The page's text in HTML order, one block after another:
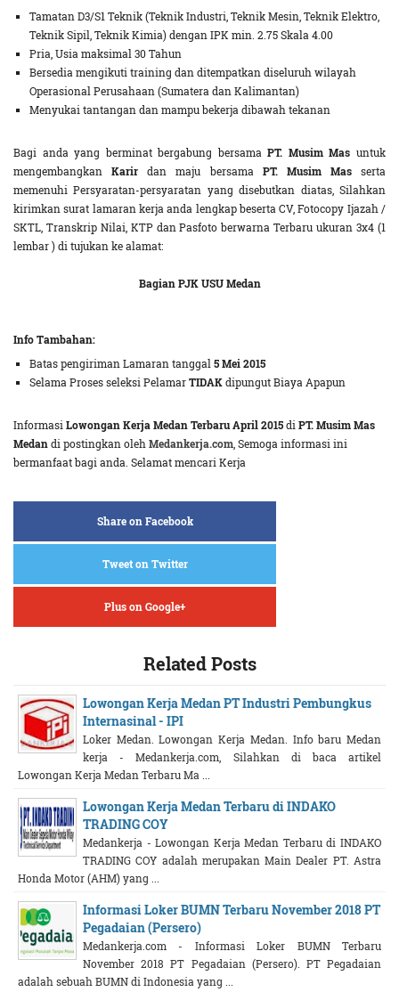
Tamatan D3/S1 Teknik (Teknik Industri, Teknik Mesin, Teknik Elektro,
Teknik Sipil, Teknik Kimia) dengan IPK min. 2.75 Skala 4.00
Pria, Usia maksimal 30 Tahun
Bersedia mengikuti training dan ditempatkan diseluruh wilayah
Operasional Perusahaan (Sumatera dan Kalimantan)
Menyukai tantangan dan mampu bekerja dibawah tekanan
Bagi anda yang berminat bergabung bersamaPT. Musim Mas untuk
mengembangkanKarir dan maju bersama PT. Musim Masserta
memenuhi Persyaratan-persyaratan yang disebutkan diatas, Silahkan
kirimkan surat lamaran kerja anda lengkap beserta CV, Fotocopy Ijazah /
SKTL, Transkrip Nilai, KTP dan Pasfoto berwarna Terbaru ukuran 3x4 (1
lembar ) di tujukan ke alamat:
Bagian PJK USU Medan
Info Tambahan:
Batas pengiriman Lamaran tanggal 5 Mei 2015
Selama Proses seleksi PelamarTIDAKdipungut Biaya Apapun
Informasi Lowongan Kerja Medan Terbaru April 2015di PT. Musim Mas
Medan di postingkan oleh Medankerja.com , Semoga informasi ini
bermanfaat bagi anda. Selamat mencari Kerja
Share on Facebook
Tweet on Twitter
Plus on Google+
Related Posts
Lowongan Kerja Medan PT Industri Pembungkus
Internasinal - IPI
Loker Medan. Lowongan Kerja Medan. Info baru Medan
kerja - Medankerja.com, Silahkan di baca artikel
Lowongan Kerja Medan Terbaru Ma ...
Lowongan Kerja Medan Terbaru di INDAKO
TRADING COY
Medankerja - Lowongan Kerja Medan Terbaru di INDAKO
TRADING COY adalah merupakan Main Dealer PT. Astra
Honda Motor (AHM) yang ...
Informasi Loker BUMN Terbaru November 2018 PT
Pegadaian (Persero)
Medankerja.com - Informasi Loker BUMN Terbaru
November 2018 PT Pegadaian (Persero). PT Pegadaian
adalah sebuah BUMN di Indonesia yang ...